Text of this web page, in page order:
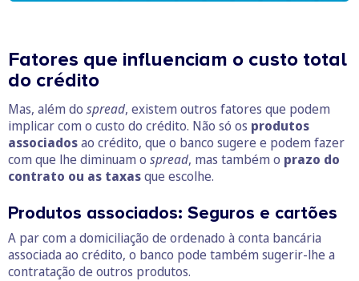
Fatores que influenciam o custo total
do crédito
Mas, além do spread, existem outros fatores que podem
implicar com o custo do crédito. Não só os produtos
associadosao crédito, que o banco sugere e podem fazer
com que lhe diminuam o spread, mas também o prazo do
contrato ou as taxasque escolhe.
Produtos associados: Seguros e cartões
A par com a domiciliação de ordenado à conta bancária
associada ao crédito, o banco pode também sugerir-lhe a
contratação de outros produtos.